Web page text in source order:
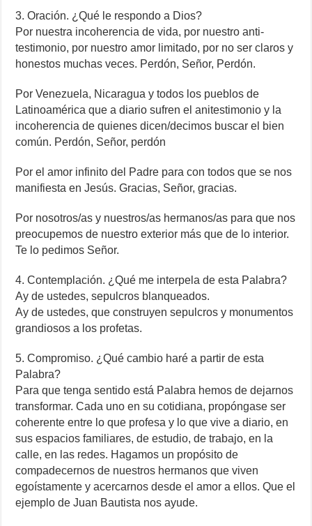
3. Oración. ¿Qué le respondo a Dios?
Por nuestra incoherencia de vida, por nuestro anti-
testimonio, por nuestro amor limitado, por no ser claros y
honestos muchas veces. Perdón, Señor, Perdón.
Por Venezuela, Nicaragua y todos los pueblos de
Latinoamérica que a diario sufren el anitestimonio y la
incoherencia de quienes dicen/decimos buscar el bien
común. Perdón, Señor, perdón
Por el amor infinito del Padre para con todos que se nos
manifiesta en Jesús. Gracias, Señor, gracias.
Por nosotros/as y nuestros/as hermanos/as para que nos
preocupemos de nuestro exterior más que de lo interior.
Te lo pedimos Señor.
4. Contemplación. ¿Qué me interpela de esta Palabra?
Ay de ustedes, sepulcros blanqueados.
Ay de ustedes, que construyen sepulcros y monumentos
grandiosos a los profetas.
5. Compromiso. ¿Qué cambio haré a partir de esta
Palabra?
Para que tenga sentido está Palabra hemos de dejarnos
transformar. Cada uno en su cotidiana, propóngase ser
coherente entre lo que profesa y lo que vive a diario, en
sus espacios familiares, de estudio, de trabajo, en la
calle, en las redes. Hagamos un propósito de
compadecernos de nuestros hermanos que viven
egoístamente y acercarnos desde el amor a ellos. Que el
ejemplo de Juan Bautista nos ayude.